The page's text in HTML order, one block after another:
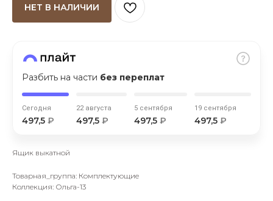
НЕТ В НАЛИЧИИ
Разбить на части без переплат
Сегодня
497,5 ₽
22 августа
497,5₽
5 сентября
497,5 ₽
19 сентября
497,5 ₽
Ящик выкатной
Товарная_группа: Комплектующие
Коллекция: Ольга-13